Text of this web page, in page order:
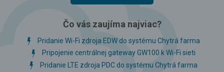
Čo vás zaujíma najviac?
Pridanie Wi-Fi zdroja EDW do systému Chytrá farma
Pripojenie centrálnej gateway GW100 k Wi-Fi sieti
Pridanie LTE zdroja PDC do systému Chytrá farma